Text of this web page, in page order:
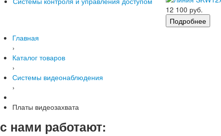
12 100 руб.
Подробнее
Главная
›
Каталог товаров
›
Системы видеонаблюдения
›
Платы видеозахвата
с нами работают: